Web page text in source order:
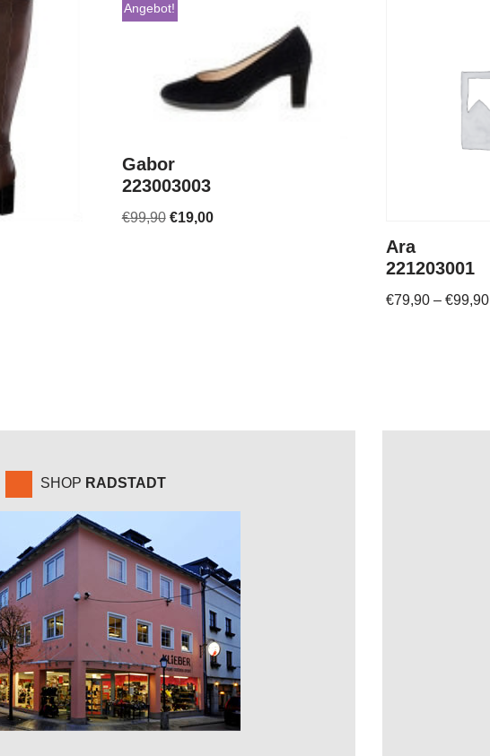
Angebot!
Gabor
223003003
€99,90 €19,00
Ara
221203001
€79,90 –€99,90
SHOP RADSTADT